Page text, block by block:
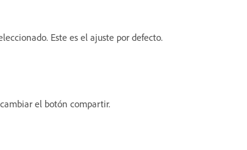
Este es el ajuste por defecto.
el botón compartir.